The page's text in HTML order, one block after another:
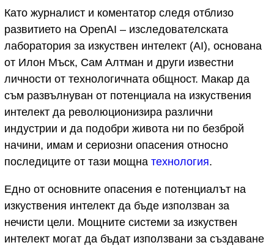
Като журналист и коментатор следя отблизо
развитието на OpenAI – изследователската
лаборатория за изкуствен интелект (AI), основана
от Илон Мъск, Сам Алтман и други известни
личности от технологичната общност. Макар да
съм развълнуван от потенциала на изкуствения
интелект да революционизира различни
индустрии и да подобри живота ни по безброй
начини, имам и сериозни опасения относно
последиците от тази мощна технология.
Едно от основните опасения е потенциалът на
изкуствения интелект да бъде използван за
нечисти цели. Мощните системи за изкуствен
интелект могат да бъдат използвани за създаване